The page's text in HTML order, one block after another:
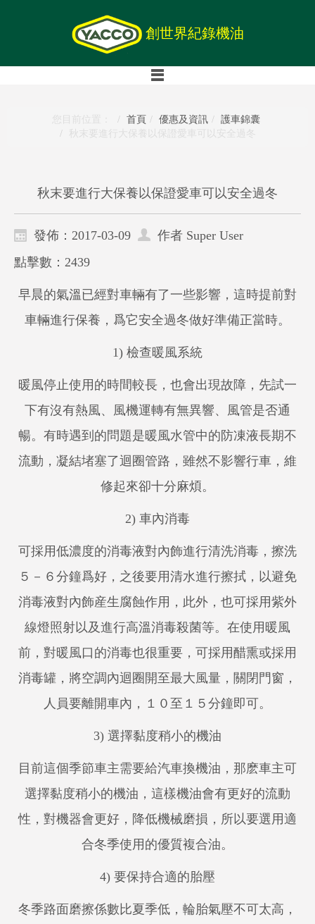
創世界紀錄機油
首頁 優惠及資訊
護車錦囊
秋末要進行大保養以保證愛車可以安全過冬
秋末要進行大保養以保證愛車可以安全過冬
發佈：2017-03-09
作者 Super User
點擊數：2439
早晨的氣溫已經對車輛有了一些影響，這時提前對
車輛進行保養，爲它安全過冬做好準備正當時。
1) 檢查暖風系統
暖風停止使用的時間較長，也會出現故障，先試一
下有沒有熱風、風機運轉有無異響、風管是否通
暢。有時遇到的問題是暖風水管中的防凍液長期不
流動，凝結堵塞了迴圈管路，雖然不影響行車，維
修起來卻十分麻煩。
2) 車內消毒
可採用低濃度的消毒液對內飾進行清洗消毒，擦洗
５－６分鐘爲好，之後要用清水進行擦拭，以避免
消毒液對內飾産生腐蝕作用，此外，也可採用紫外
線燈照射以及進行高溫消毒殺菌等。在使用暖風
前，對暖風口的消毒也很重要，可採用醋熏或採用
消毒罐，將空調內迴圈開至最大風量，關閉門窗，
人員要離開車內，１０至１５分鐘即可。
3) 選擇黏度稍小的機油
目前這個季節車主需要給汽車換機油，那麽車主可
選擇黏度稍小的機油，這樣機油會有更好的流動
性，對機器會更好，降低機械磨損，所以要選用適
合冬季使用的優質複合油。
4) 要保持合適的胎壓
冬季路面磨擦係數比夏季低，輪胎氣壓不可太高，